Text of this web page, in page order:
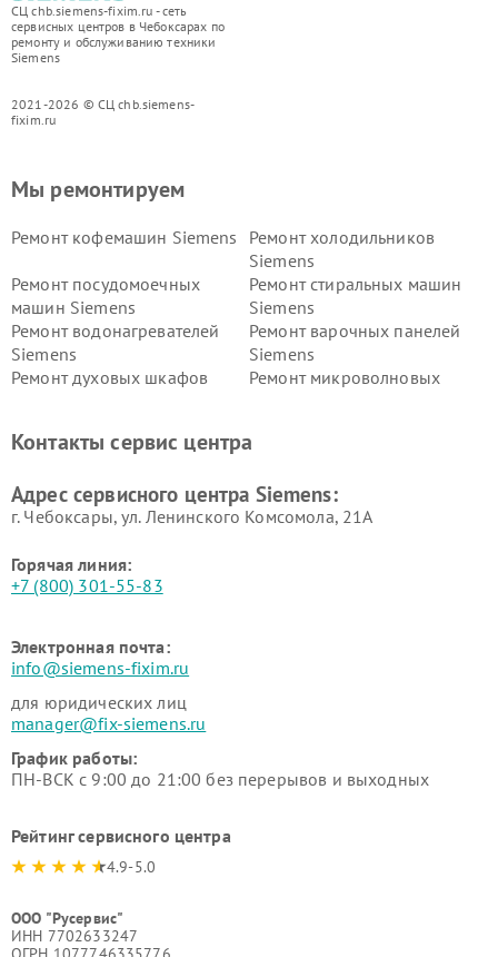
СЦ chb.siemens-fixim.ru - сеть
сервисных центров в Чебоксарах по
ремонту и обслуживанию техники
Siemens
2021-2026 © СЦ chb.siemens-
fixim.ru
Мы ремонтируем
Ремонт кофемашин Siemens
Ремонт холодильников
Siemens
Ремонт посудомоечных
машин Siemens
Ремонт стиральных машин
Siemens
Ремонт водонагревателей
Siemens
Ремонт варочных панелей
Siemens
Ремонт духовых шкафов
Ремонт микроволновых
Siemens
Siemens
Siemens
Siemens
Контакты сервис центра
Адрес сервисного центра Siemens:
г. Чебоксары, ул. Ленинского Комсомола, 21А
Горячая линия:
+7 (800) 301-55-83
Электронная почта:
info@siemens-fixim.ru
для юридических лиц
manager@fix-siemens.ru
График работы:
ПН-ВСК с 9:00 до 21:00 без перерывов и выходных
Рейтинг сервисного центра
4.9-5.0
ООО "Русервис"
ИНН 7702633247